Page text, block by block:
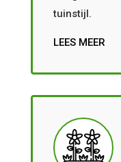
tuinstijl.
LEES MEER